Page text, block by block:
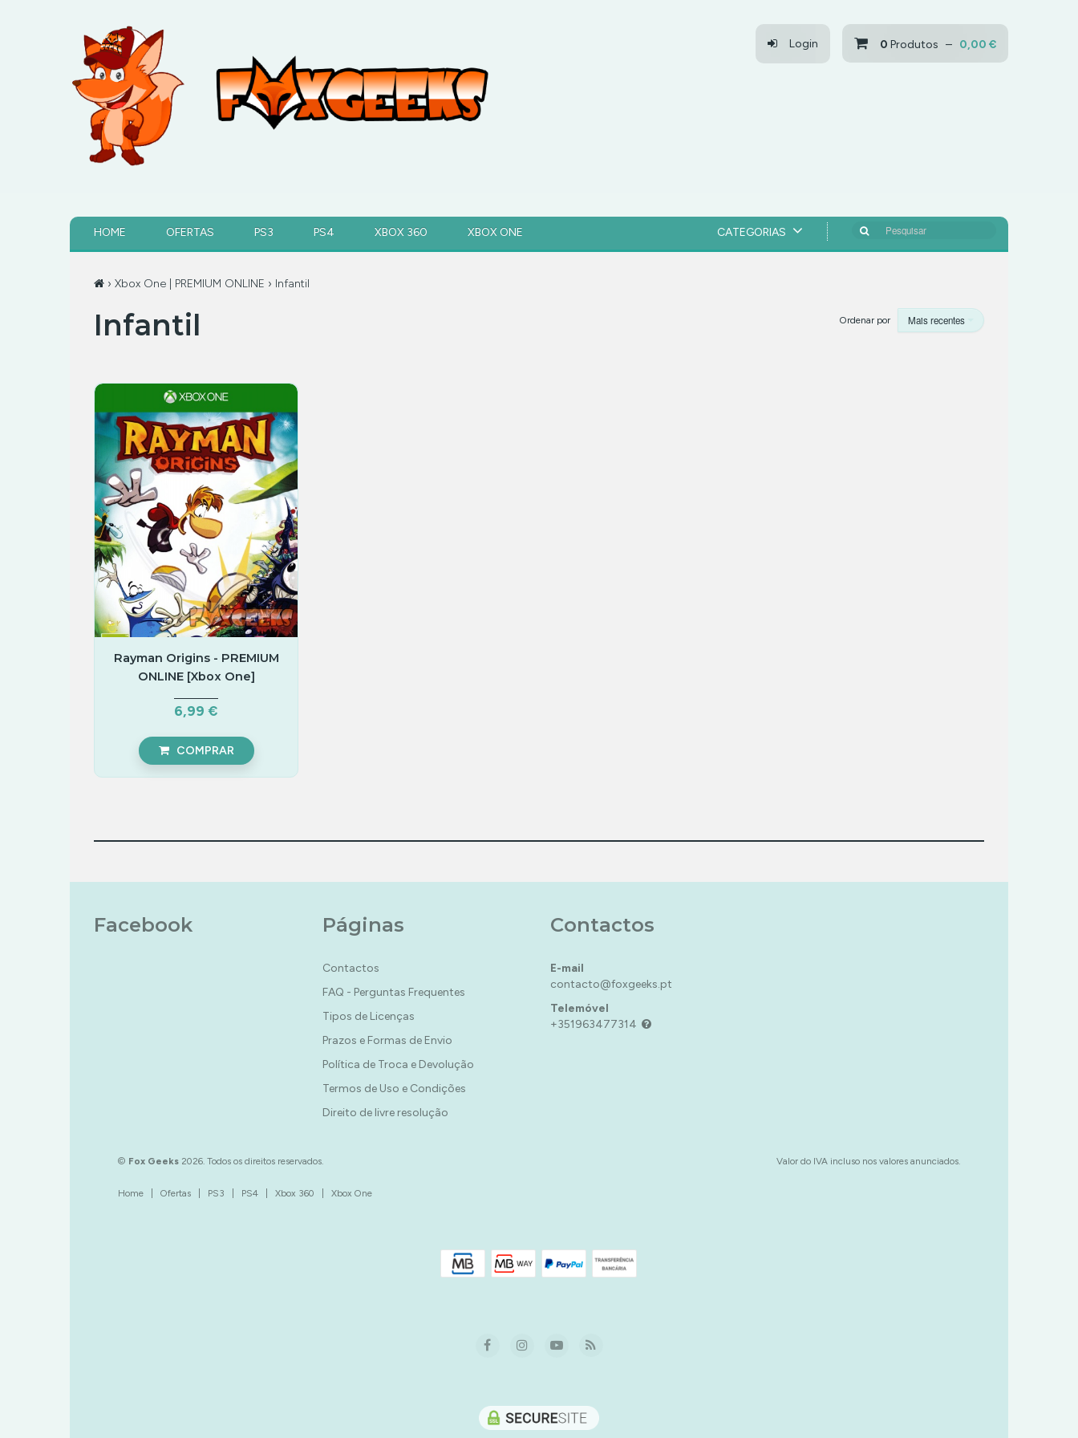
0 Produtos – 0,00 €
Login
HOME OFERTAS PS3 PS4 XBOX 360 XBOX ONE CATEGORIAS Pesquisar
› Xbox One | PREMIUM ONLINE › Infantil
Infantil Ordenar por Mais recentes
Rayman Origins - PREMIUM
ONLINE [Xbox One]
6,99 €
COMPRAR
Facebook Páginas
Contactos
FAQ - Perguntas Frequentes
Tipos de Licenças
Prazos e Formas de Envio
Política de Troca e Devolução
Termos de Uso e Condições
Direito de livre resolução
Contactos
E-mail
contacto@foxgeeks.pt
Telemóvel
+351963477314
© Fox Geeks 2026. Todos os direitos reservados.
Home Ofertas PS3 PS4 Xbox 360 Xbox One
Valor do IVA incluso nos valores anunciados.